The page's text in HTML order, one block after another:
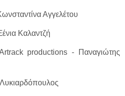
Αγγελέτου
Καλαντζή
productions - Παναγιώτης